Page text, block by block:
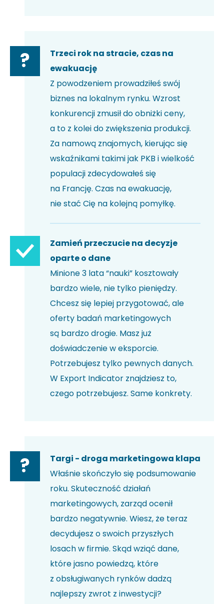
?
Trzeci rok na stracie, czas na
ewakuację
Z powodzeniem prowadziłeś swój
biznes na lokalnym rynku. Wzrost
konkurencji zmusił do obniżki ceny,
a to z kolei do zwiększenia produkcji.
Za namową znajomych, kierując się
wskaźnikami takimi jak PKB i wielkość
populacji zdecydowałeś się
na Francję. Czas na ewakuację,
nie stać Cię na kolejną pomyłkę.
Zamień przeczucie na decyzje
oparte o dane
Minione 3 lata “nauki” kosztowały
bardzo wiele, nie tylko pieniędzy.
Chcesz się lepiej przygotować, ale
oferty badań marketingowych
są bardzo drogie. Masz już
doświadczenie w eksporcie.
Potrzebujesz tylko pewnych danych.
W Export Indicator znajdziesz to,
czego potrzebujesz. Same konkrety.
?
Targi - droga marketingowa klapa
Właśnie skończyło się podsumowanie
roku. Skuteczność działań
marketingowych, zarząd ocenił
bardzo negatywnie. Wiesz, że teraz
decydujesz o swoich przyszłych
losach w firmie. Skąd wziąć dane,
które jasno powiedzą, które
z obsługiwanych rynków dadzą
najlepszy zwrot z inwestycji?